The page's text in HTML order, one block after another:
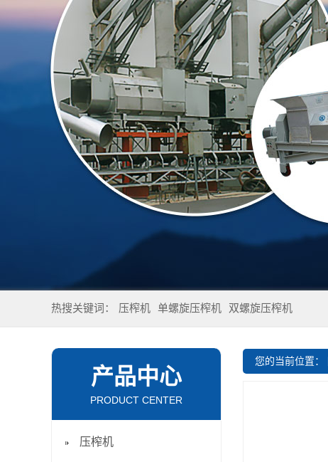
热搜关键词： 压榨机 单螺旋压榨机 双螺旋压榨机
您的当前位置：
产品中心
PRODUCT CENTER
压榨机